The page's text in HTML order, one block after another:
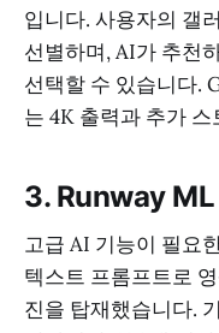
입니다. 사용자의 갤
선별하며, AI가 추천
선택할 수 있습니다.
는 4K 출력과 추가
3. Runway
고급 AI 기능이 필요
텍스트 프롬프트로
진을 탑재했습니다.